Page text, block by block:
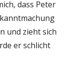
dass Peter
und zieht sich
er schlicht